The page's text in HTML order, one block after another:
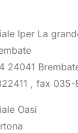
Iper La
24041
, fax 035-
Oasi